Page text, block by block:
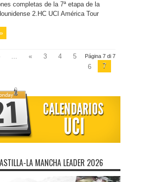
completas de la 7ª etapa de la
2.HC UCI América Tour
Página 7 di 7
... « 3 4
5
6
7
LA MANCHA LEADER 2026